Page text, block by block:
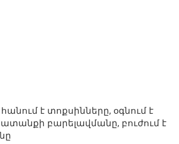
է տոքսինները, օգնում է
բարելավմանը, բուժում է